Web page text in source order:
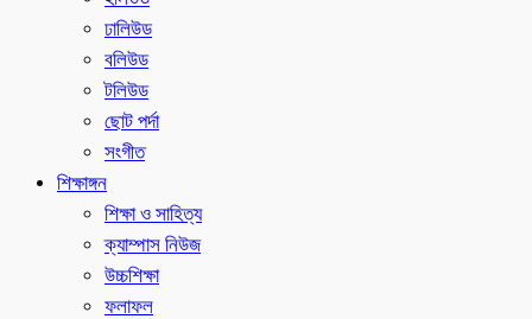
ঢালিউড
বলিউড
টলিউড
ছোট পর্দা
সংগীত
শিক্ষাঙ্গন
শিক্ষা ও সাহিত্য
ক্যাম্পাস নিউজ
উচ্চশিক্ষা
ফলাফল